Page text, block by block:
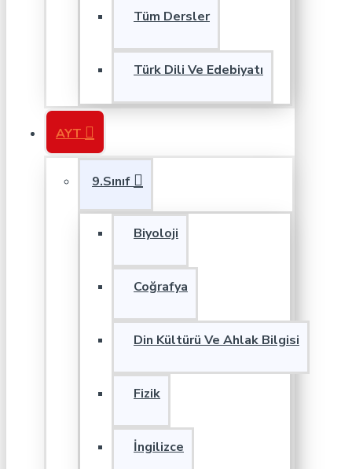
Tüm Dersler
Türk Dili Ve Edebiyatı
AYT
9.Sınıf
Biyoloji
Coğrafya
Din Kültürü Ve Ahlak Bilgisi
Fizik
İngilizce